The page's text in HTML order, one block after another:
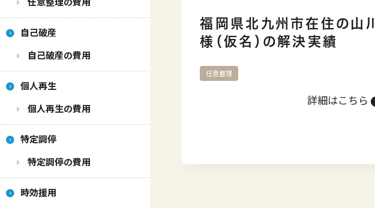
福岡県北九州市在住の山川
様（仮名）の解決実績
任意整理
詳細はこちら
自己破産
自己破産の費用
個人再生
個人再生の費用
特定調停
特定調停の費用
時効援用